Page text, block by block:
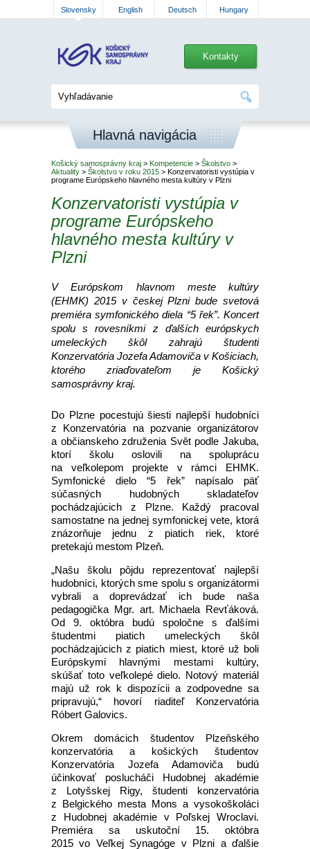
Slovensky English Deutsch Hungary
Kontakty
Hlavná navigácia
Košický samosprávny kraj > Kompetencie > Školstvo >
Aktuality > Školstvo v roku 2015 > Konzervatoristi vystúpia v
programe Európskeho hlavného mesta kultúry v Plzni
Konzervatoristi vystúpia v
programe Európskeho
hlavného mesta kultúry v
Plzni
V Európskom hlavnom meste kultúry
(EHMK) 2015 v českej Plzni bude svetová
premiéra symfonického diela “5 řek”. Koncert
spolu s rovesníkmi z ďalších európskych
umeleckých škôl zahrajú študenti
Konzervatória Jozefa Adamoviča v Košiciach,
ktorého zriaďovateľom je Košický
samosprávny kraj.
Do Plzne pocestujú šiesti najlepší hudobníci
z Konzervatória na pozvanie organizátorov
a občianskeho združenia Svět podle Jakuba,
ktorí školu oslovili na spoluprácu
na veľkolepom projekte v rámci EHMK.
Symfonické dielo “5 řek” napísalo päť
súčasných hudobných skladateľov
pochádzajúcich z Plzne. Každý pracoval
samostatne na jednej symfonickej vete, ktorá
znázorňuje jednu z piatich riek, ktoré
pretekajú mestom Plzeň.
„Našu školu pôjdu reprezentovať najlepší
hudobníci, ktorých sme spolu s organizátormi
vybrali a doprevádzať ich bude naša
pedagogička Mgr. art. Michaela Revťáková.
Od 9. októbra budú spoločne s ďalšími
študentmi piatich umeleckých škôl
pochádzajúcich z piatich miest, ktoré už boli
Európskymi hlavnými mestami kultúry,
skúšať toto veľkolepé dielo. Notový materiál
majú už rok k dispozícii a zodpovedne sa
pripravujú,“ hovorí riaditeľ Konzervatória
Róbert Galovics.
Okrem domácich študentov Plzeňského
konzervatória a košických študentov
Konzervatória Jozefa Adamoviča budú
účinkovať poslucháči Hudobnej akadémie
z Lotyšskej Rigy, študenti konzervatória
z Belgického mesta Mons a vysokoškoláci
z Hudobnej akadémie v Poľskej Wroclavi.
Premiéra sa uskutoční 15. októbra
2015 vo Veľkej Synagóge v Plzni a ďalšie